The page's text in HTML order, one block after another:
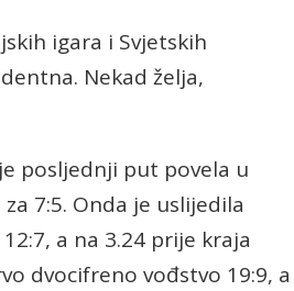
igara i Svjetskih
Nekad želja,
posljednji put povela u
7:5. Onda je uslijedila
a na 3.24 prije kraja
dvocifreno vođstvo 19:9, a